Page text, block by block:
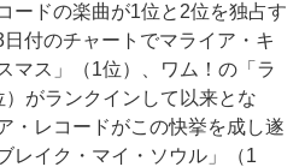
ードの楽曲が1位と2位を独占す
付のチャートでマライア・キ
マス」（1位）、ワム！の「ラ
がランクインして以来とな
・レコードがこの快挙を成し遂
レイク・マイ・ソウル」（1